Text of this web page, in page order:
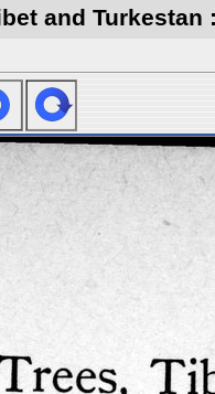
and Turkestan